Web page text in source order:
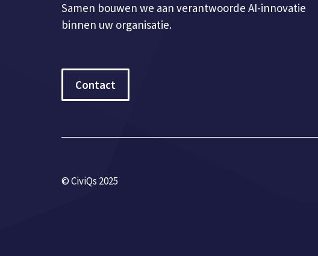
Samen bouwen we aan verantwoorde AI-innovatie
binnen uw organisatie.
Contact
© CiviQs 2025